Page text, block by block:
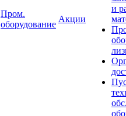
Пром.
оборудование
Акции
и